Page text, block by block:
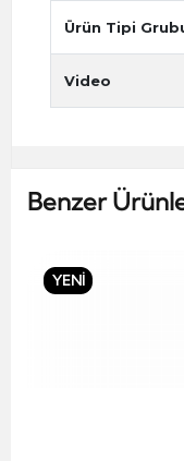
Ürün Tipi
Video
Benzer
YENİ